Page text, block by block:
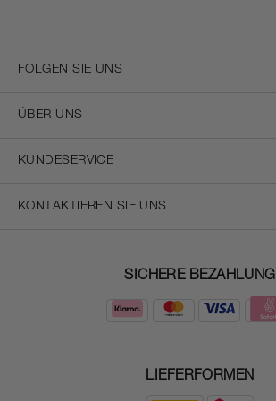
FOLGEN SIE UNS
ÜBER UNS
KUNDESERVICE
KONTAKTIEREN SIE UNS
SICHERE BEZAHLUNG
LIEFERFORMEN